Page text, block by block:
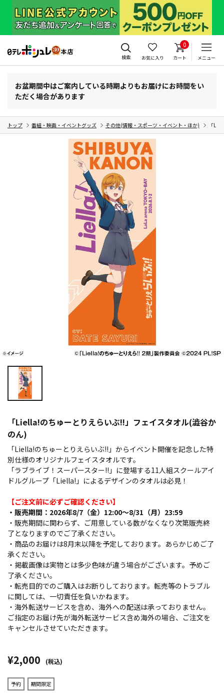
検索 お気に入り
0
カート メニュー
お盆期間中はご案内している時期よりもお届けにお時間をい
ただく場合があります
トップ 番組・映画・イベントグッズ その他(情報・スポーツ・イベント・ほか) 「
「Liella!のちゅーとりえらいぶ!!」フェイスタオル(澁谷か
のん)
「Liella!のちゅーとりえらいぶ!!」からイベント開催を記念した特
別仕様のオリジナルフェイスタオルです。
「ラブライブ！スーパースター!!」に登場する11人組スクールアイ
ドルグループ「Liella!」によるデザインのタオルは必見！
【ご注文前に必ずご確認ください】
・販売期間：2026年8/7（金）12:00～8/31（月）23:59
・販売期間に関わらず、ご用意している数がなくなり次第販売終
了となりますのでご了承ください。
・商品のお届けは8月末以降を予定しております。あらかじめご了
承ください。
・掲載画像は実物とは多少色味が違う場合がございます。予めご
了承ください。
・転売目的でのご購入はお断りしております。転売等のトラブル
に関しては、一切責任を負いかねます。
・海外転送サービスを含め、海外への配送は承っておりません。
ご指定のお届け先が海外転送サービス含め海外の場合、ご注文を
キャンセルさせていただきます。
¥2,000 (税込)
予約 期間限定